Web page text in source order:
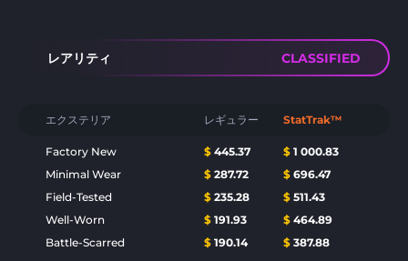
レアリティ CLASSIFIED
エクステリア レギュラー StatTrak™
Factory New $ 445.37 $ 1 000.83
Minimal Wear
$ 287.72 $ 696.47
Field-Tested
$ 235.28 $ 511.43
Well-Worn
$ 191.93 $ 464.89
Battle-Scarred
$ 190.14 $ 387.88